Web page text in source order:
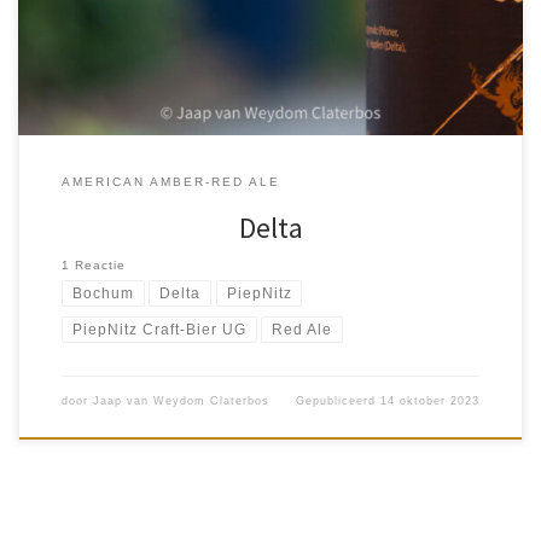
AMERICAN AMBER-RED ALE
Delta
1 Reactie
Bochum Delta PiepNitz
PiepNitz Craft-Bier UG Red Ale
door Jaap van Weydom Claterbos Gepubliceerd 14 oktober 2023